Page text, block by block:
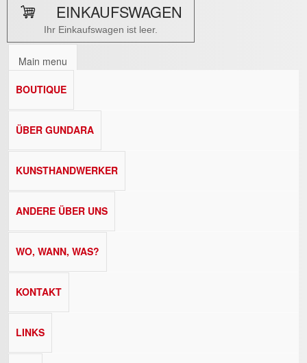
EINKAUFSWAGEN
Ihr Einkaufswagen ist leer.
Main menu
BOUTIQUE
ÜBER GUNDARA
KUNSTHANDWERKER
ANDERE ÜBER UNS
WO, WANN, WAS?
KONTAKT
LINKS